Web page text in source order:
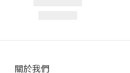
關於我們